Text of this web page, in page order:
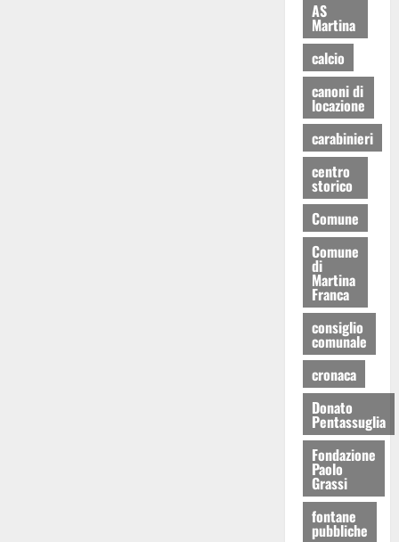
AS
Martina
calcio
canoni di
locazione
carabinieri
centro
storico
Comune
Comune
di
Martina
Franca
consiglio
comunale
cronaca
Donato
Pentassuglia
Fondazione
Paolo
Grassi
fontane
pubbliche